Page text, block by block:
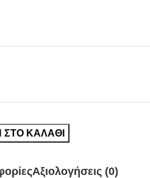
ΚΑΛΆΘΙ
Αξιολογήσεις (0)